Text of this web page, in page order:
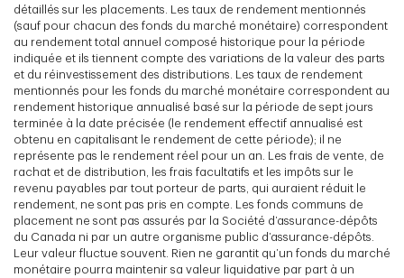
détaillés sur les placements. Les taux de rendement mentionnés
(sauf pour chacun des fonds du marché monétaire) correspondent
au rendement total annuel composé historique pour la période
indiquée et ils tiennent compte des variations de la valeur des parts
et du réinvestissement des distributions. Les taux de rendement
mentionnés pour les fonds du marché monétaire correspondent au
rendement historique annualisé basé sur la période de sept jours
terminée à la date précisée (le rendement effectif annualisé est
obtenu en capitalisant le rendement de cette période); il ne
représente pas le rendement réel pour un an. Les frais de vente, de
rachat et de distribution, les frais facultatifs et les impôts sur le
revenu payables par tout porteur de parts, qui auraient réduit le
rendement, ne sont pas pris en compte. Les fonds communs de
placement ne sont pas assurés par la Société d’assurance-dépôts
du Canada ni par un autre organisme public d’assurance-dépôts.
Leur valeur fluctue souvent. Rien ne garantit qu’un fonds du marché
monétaire pourra maintenir sa valeur liquidative par part à un